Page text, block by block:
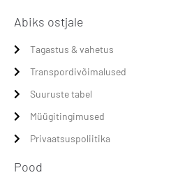
Abiks ostjale
Tagastus & vahetus
Transpordivõimalused
Suuruste tabel
Müügitingimused
Privaatsuspoliitika
Pood